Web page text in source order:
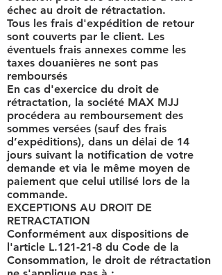
échec au droit de rétractation.
Tous les frais d'expédition de retour
sont couverts par le client. Les
éventuels frais annexes comme les
taxes douanières ne sont pas
remboursés
En cas d'exercice du droit de
rétractation, la société MAX MJJ
procédera au remboursement des
sommes versées (sauf des frais
d’expéditions), dans un délai de 14
jours suivant la notification de votre
demande et via le même moyen de
paiement que celui utilisé lors de la
commande.
EXCEPTIONS AU DROIT DE
RETRACTATION
Conformément aux dispositions de
l'article L.121-21-8 du Code de la
Consommation, le droit de rétractation